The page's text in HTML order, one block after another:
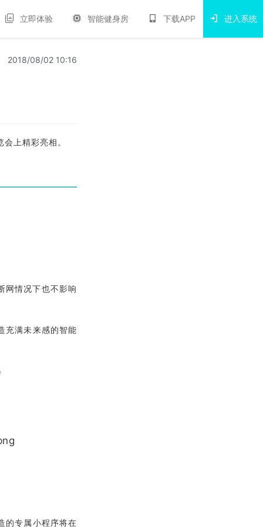
立即体验 智能健身房 下载APP 进入系统
2018/08/02 10:16
上精彩亮相。
网情况下也不影响
充满未来感的智能
的专属小程序将在